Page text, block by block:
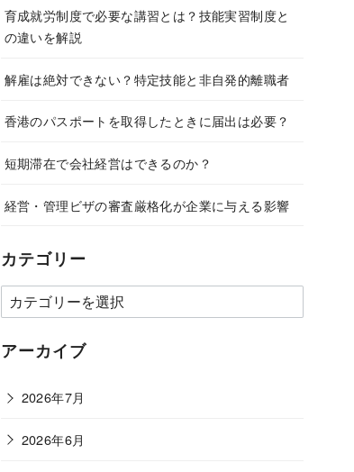
育成就労制度で必要な講習とは？技能実習制度と
の違いを解説
解雇は絶対できない？特定技能と非自発的離職者
香港のパスポートを取得したときに届出は必要？
短期滞在で会社経営はできるのか？
経営・管理ビザの審査厳格化が企業に与える影響
カテゴリー
カ
テ
ゴ
ー
アーカイブ
2026年7月
2026年6月